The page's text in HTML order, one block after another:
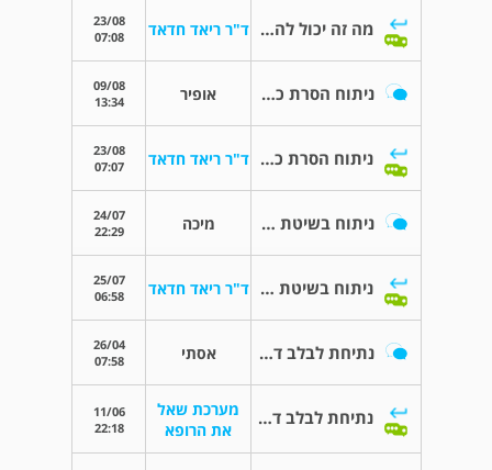
מה זה יכול להיות? ד"ר ריאד חדאד
23/08
07:08
ניתוח הסרת כליה אצל חולה מבוגרת עקב גידול אופיר
09/08
13:34
ניתוח הסרת כליה אצל חולה מבוגרת עקב גידול ד"ר ריאד חדאד
23/08
07:07
ניתוח בשיטת וויפל להסרת גידול בראש הלבלב מיכה
24/07
22:29
ניתוח בשיטת וויפל להסרת גידול בראש הלבלב ד"ר ריאד חדאד
25/07
06:58
נתיחת לבלב דחופה אסתי
26/04
07:58
נתיחת לבלב דחופה
מערכת שאל
את הרופא
11/06
22:18